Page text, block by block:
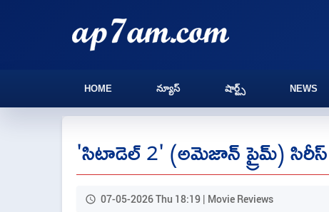
HOME న్యూస్ షార్ట్స్ NEWS
'సిటాడెల్ 2' (అమెజాన్ ప్రైమ్) సిరీస్
07-05-2026 Thu 18:19 | Movie Reviews